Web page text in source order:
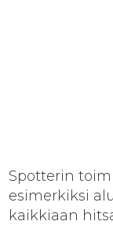
Spotterin
esimerkiksi
kaikkiaan